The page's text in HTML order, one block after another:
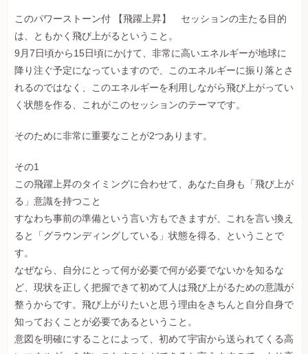
このパワーストーン付 【飛躍上昇】 セッションの主たる目的
は、ともかく飛び上がるということ。
9月7日頃から15日頃にかけて、非常に高いエネルギーが地球に
降り注ぐ予定になっていますので、このエネルギーに振り落とさ
れるのではなく、このエネルギーを利用しながら飛び上がってい
く状態を作る、これがこのセッションのテーマです。
そのために非常に重要なことが2つあります。
その1
この飛躍上昇のタイミングに合わせて、あなた自身も「飛び上が
る」意識を持つこと
すなわち事前の準備という言い方もできますが、これを言い換え
ると「グラウンディングしている」状態を得る、ということで
す。
なぜなら、自分にとって何が必要で何が必要でないかを知るな
ど、現状を正しく把握できて初めて人は飛び上がるための意識が
整うからです。飛び上がりたいと思う理由をきちんと自分自身で
知っておくことが必要であるということ。
意図を明確にすることによって、初めて宇宙から送られてくる高